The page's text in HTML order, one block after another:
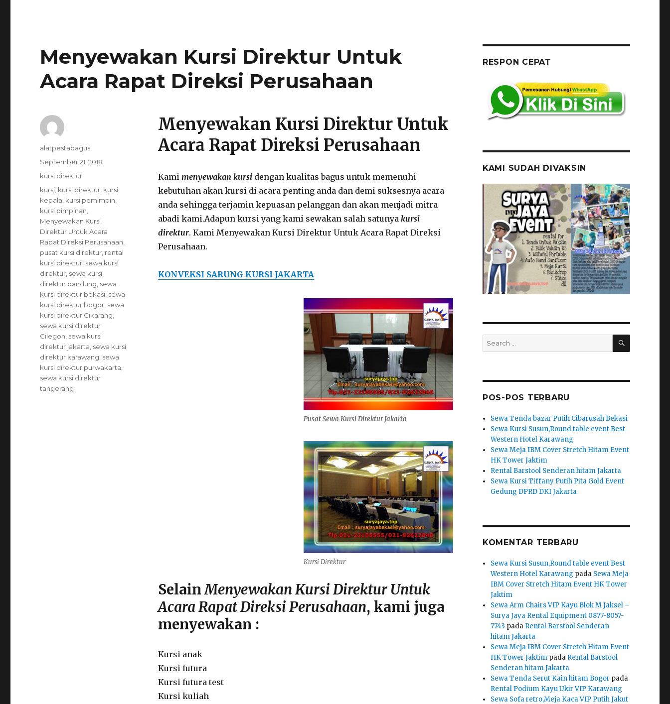
Menyewakan Kursi Direktur Untuk
Acara Rapat Direksi Perusahaan
Menyewakan Kursi Direktur Untuk
Acara Rapat Direksi Perusahaan
Kami menyewakan kursidengan kualitas bagus untuk memenuhi
kebutuhan akan kursi di acara penting anda dan demi suksesnya acara
anda sehingga terjamin kepuasan pelanggan dan akan menjadi mitra
abadi kami.Adapun kursi yang kami sewakan salah satunya kursi
direktur. Kami Menyewakan Kursi Direktur Untuk Acara Rapat Direksi
Perusahaan.
KONVEKSI SARUNG KURSI JAKARTA
Pusat Sewa Kursi Direktur Jakarta
Kursi Direktur
SelainMenyewakan Kursi Direktur Untuk
Acara Rapat Direksi Perusahaan, kami juga
menyewakan :
Kursi anak
Kursi futura
Kursi futura test
Kursi kuliah
Author
alatpestabagus
Posted
on
September 21, 2018
Categories
kursi direktur
Tags
kursi kursi direktur kursi
kepala kursi pemimpin
kursi pimpinan
Menyewakan Kursi
Direktur Untuk Acara
Rapat Direksi Perusahaan
pusat kursi direktur rental
kursi direktur sewa kursi
direktur sewa kursi
direktur bandung sewa
kursi direktur bekasi sewa
kursi direktur bogor sewa
kursi direktur Cikarang
sewa kursi direktur
Cilegon sewa kursi
direktur jakarta sewa kursi
direktur karawang sewa
kursi direktur purwakarta
sewa kursi direktur
tangerang
RESPON CEPAT
KAMI SUDAH DIVAKSIN
Search
for:
SEARCH
POS-POS TERBARU
Sewa Tenda bazar Putih Cibarusah Bekasi
Sewa Kursi Susun,Round table event Best
Western Hotel Karawang
Sewa Meja IBM Cover Stretch Hitam Event
HK Tower Jaktim
Rental Barstool Senderan hitam Jakarta
Sewa Kursi Tiffany Putih Pita Gold Event
Gedung DPRD DKI Jakarta
KOMENTAR TERBARU
Sewa Kursi Susun,Round table event Best
Western Hotel Karawang pada Sewa Meja
IBM Cover Stretch Hitam Event HK Tower
Jaktim
Sewa Arm Chairs VIP Kayu Blok M Jaksel –
Surya Jaya Rental Equipment 0877-8057-
7743 pada Rental Barstool Senderan
hitam Jakarta
Sewa Meja IBM Cover Stretch Hitam Event
HK Tower Jaktim pada Rental Barstool
Senderan hitam Jakarta
Sewa Tenda Serut Kain hitam Bogor pada
Rental Podium Kayu Ukir VIP Karawang
Sewa Sofa retro,Meja Kaca VIP Putih Jakut